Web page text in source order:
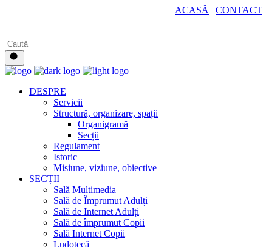
ACASĂ | CONTACT
DESPRE
Servicii
Structură, organizare, spații
Organigramă
Secții
Regulament
Istoric
Misiune, viziune, obiective
SECȚII
Sală Multimedia
Sală de Împrumut Adulți
Sală de Internet Adulți
Sală de împrumut Copii
Sală Internet Copii
Ludotecă